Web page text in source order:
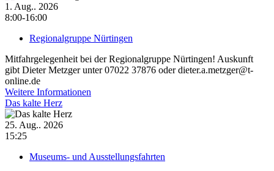
1. Aug.. 2026
8:00-16:00
Regionalgruppe Nürtingen
Mitfahrgelegenheit bei der Regionalgruppe Nürtingen! Auskunft
gibt Dieter Metzger unter 07022 37876 oder dieter.a.metzger@t-
online.de
Weitere Informationen
Das kalte Herz
25. Aug.. 2026
15:25
Museums- und Ausstellungsfahrten